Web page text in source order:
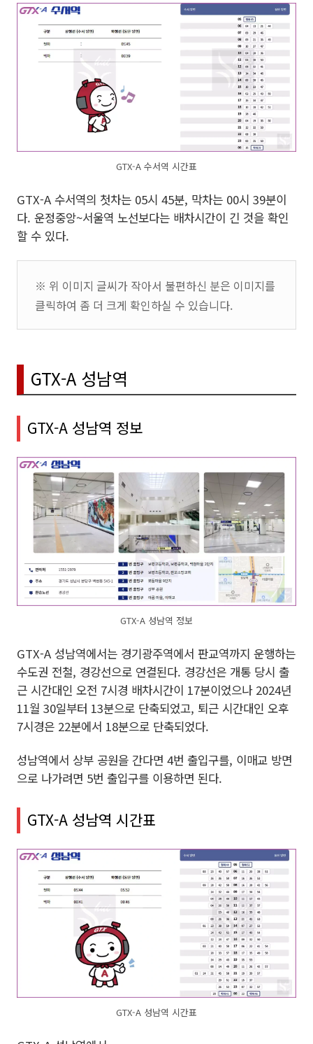
GTX-A 수서역 시간표
GTX-A 수서역의 첫차는 05시 45분, 막차는 00시 39분이
다. 운정중앙~서울역 노선보다는 배차시간이 긴 것을 확인
할 수 있다.
※ 위 이미지 글씨가 작아서 불편하신 분은 이미지를
클릭하여 좀 더 크게 확인하실 수 있습니다.
GTX-A 성남역
GTX-A 성남역 정보
GTX-A 성남역 정보
GTX-A 성남역에서는 경기광주역에서 판교역까지 운행하는
수도권 전철, 경강선으로 연결된다. 경강선은 개통 당시 출
근 시간대인 오전 7시경 배차시간이 17분이었으나 2024년
11월 30일부터 13분으로 단축되었고, 퇴근 시간대인 오후
7시경은 22분에서 18분으로 단축되었다.
성남역에서 상부 공원을 간다면 4번 출입구를, 이매교 방면
으로 나가려면 5번 출입구를 이용하면 된다.
GTX-A 성남역 시간표
GTX-A 성남역 시간표